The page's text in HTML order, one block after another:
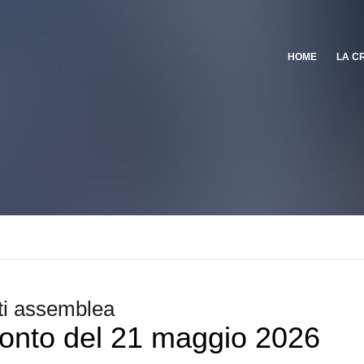
HOME LA
assemblea
del 21 maggio 2026